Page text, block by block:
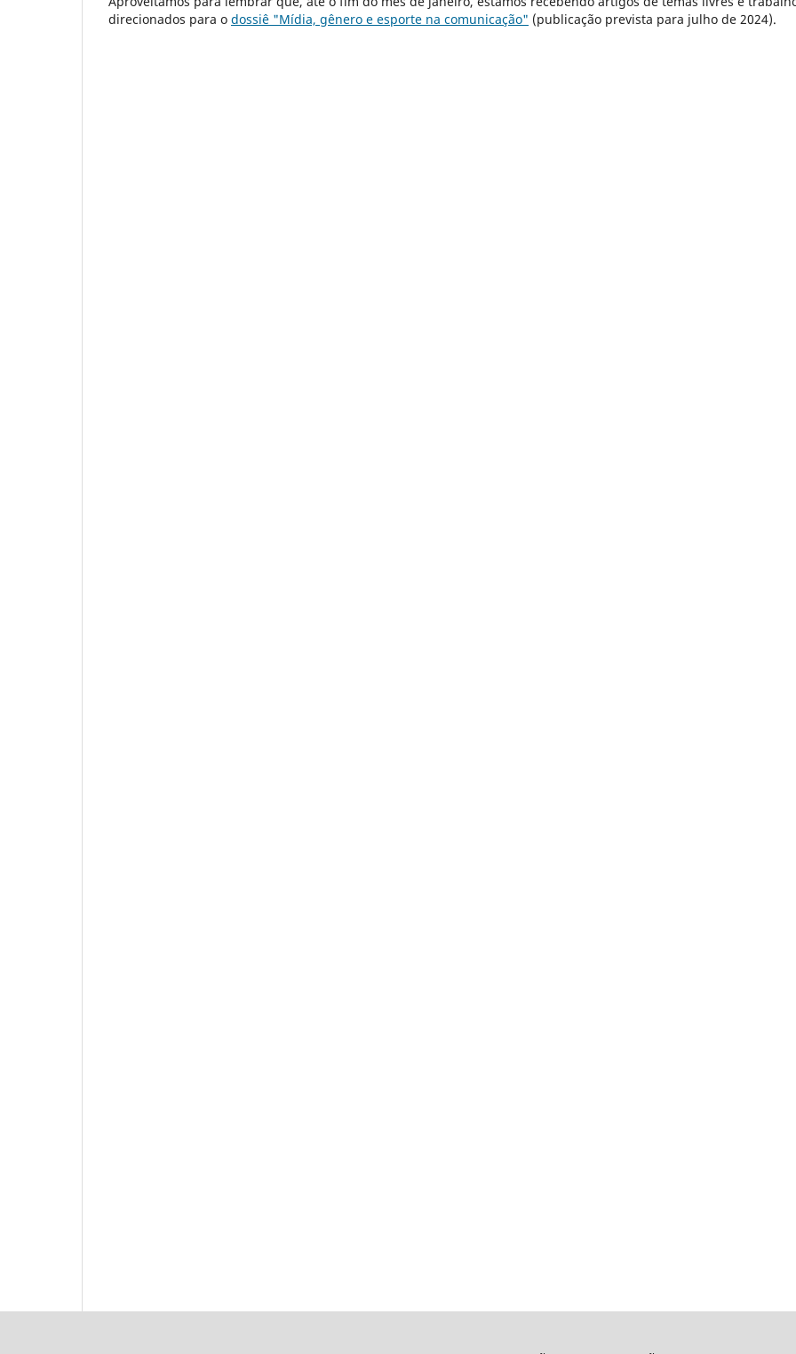
direcionados para o dossiê "Mídia, gênero e esporte na comunicação" (publicação prevista para julho de 2024).